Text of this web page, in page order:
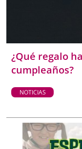
¿Qué regalo
cumpleaños?
NOTICIAS